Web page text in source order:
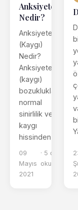
Anksiyete
Nedir?
Anksiyete
(Kaygı)
Nedir?
Anksiyete
(kaygı)
bozuklukları,
normal
sinirlilik veya
kaygı
hissinden f...
09
Mayıs
2021
· 5 dk
okuma